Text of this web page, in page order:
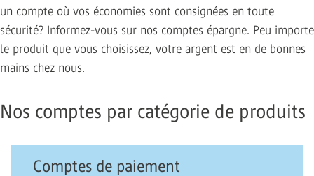
un compte où vos économies sont consignées en toute
sécurité? Informez-vous sur nos comptes épargne. Peu importe
le produit que vous choisissez, votre argent est en de bonnes
mains chez nous.
Nos comptes par catégorie de produits
Comptes de paiement